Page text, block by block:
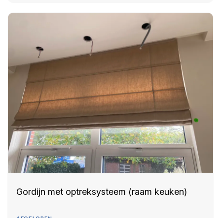
Gordijn met optreksysteem (raam keuken)